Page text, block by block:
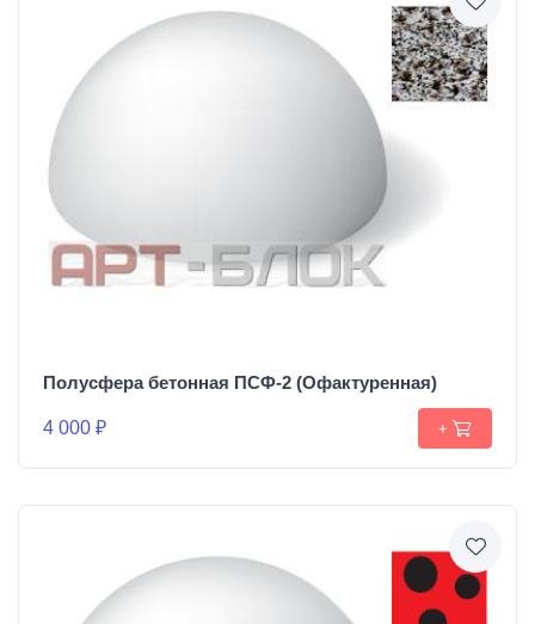
Полусфера бетонная ПСФ-2 (Офактуренная)
4 000 ₽ +